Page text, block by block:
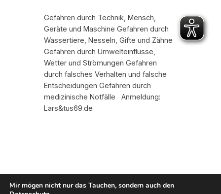
Gefahren durch Technik, Mensch,
Geräte und Maschine Gefahren durch
Wassertiere, Nesseln, Gifte und Zähne
Gefahren durch Umwelteinflüsse,
Wetter und Strömungen Gefahren
durch falsches Verhalten und falsche
Entscheidungen Gefahren durch
medizinische Notfälle Anmeldung:
Lars&tus69.de
Mir mögen nicht nur das Tauchen, sondern auch den